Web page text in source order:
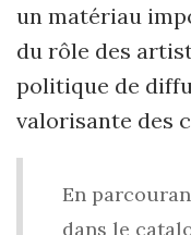
un matériau
du rôle des
politique de
valorisante des
En
dans le